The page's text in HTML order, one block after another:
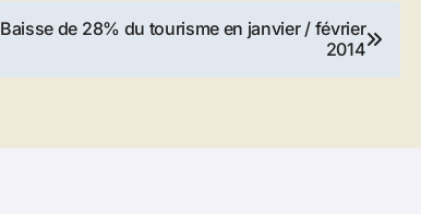
Baisse de 28% du tourisme en janvier / février
2014